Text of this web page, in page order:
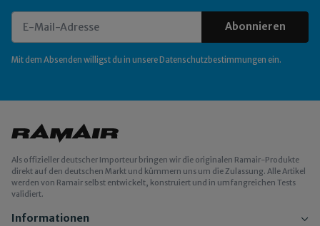
Abonnieren
Mit dem Absenden willigst du in unsereDatenschutzbestimmungen ein.
Als offizieller deutscher Importeur bringen wir die originalen Ramair-Produkte
direkt auf den deutschen Markt und kümmern uns um die Zulassung. Alle Artikel
werden von Ramair selbst entwickelt, konstruiert und in umfangreichen Tests
validiert.
Informationen